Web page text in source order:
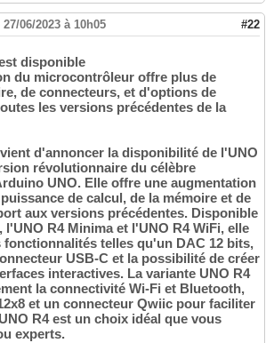
27/06/2023 à 10h05 #22
disponible
du microcontrôleur offre plus de
de connecteurs, et d'options de
les versions précédentes de la
d'annoncer la disponibilité de l'UNO
révolutionnaire du célèbre
UNO. Elle offre une augmentation
de calcul, de la mémoire et de
aux versions précédentes. Disponible
l'UNO R4 Minima et l'UNO R4 WiFi, elle
fonctionnalités telles qu'un DAC 12 bits,
USB-C et la possibilité de créer
interactives. La variante UNO R4
la connectivité Wi-Fi et Bluetooth,
et un connecteur Qwiic pour faciliter
R4 est un choix idéal que vous
experts.